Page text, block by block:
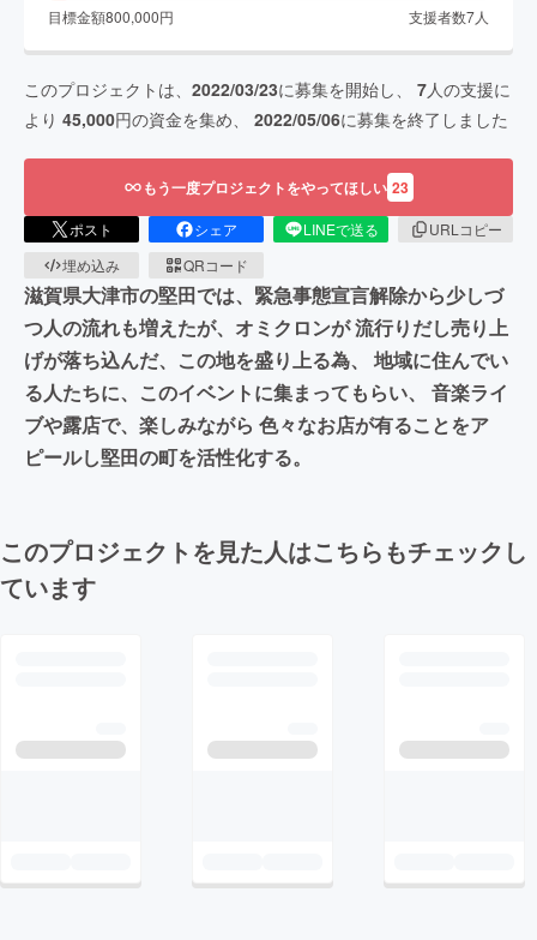
目標金額800,000円 支援者数7人
このプロジェクトは、 2022/03/23に募集を開始し、 7人の支援に
より 45,000円の資金を集め、 2022/05/06に募集を終了しました
もう一度プロジェクトをやってほしい 23
ポスト シェア LINEで送る
URLコピー
埋め込み
QRコード
滋賀県大津市の堅田では、緊急事態宣言解除から少しづ
つ人の流れも増えたが、オミクロンが 流行りだし売り上
げが落ち込んだ、この地を盛り上る為、 地域に住んでい
る人たちに、このイベントに集まってもらい、 音楽ライ
ブや露店で、楽しみながら 色々なお店が有ることをア
ピールし堅田の町を活性化する。
このプロジェクトを見た人はこちらもチェックし
ています